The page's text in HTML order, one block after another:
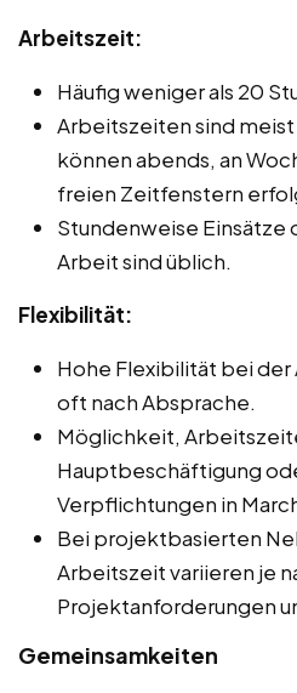
Arbeitszeit:
Häufig weniger als 20
Arbeitszeiten sind
können abends, an
freien Zeitfenstern
Stundenweise
Arbeit sind üblich.
Flexibilität:
Hohe Flexibilität bei
oft nach Absprache.
Möglichkeit,
Hauptbeschäftigung
Verpflichtungen in
Bei projektbasierten
Arbeitszeit variieren je
Projektanforderungen
Gemeinsamkeiten